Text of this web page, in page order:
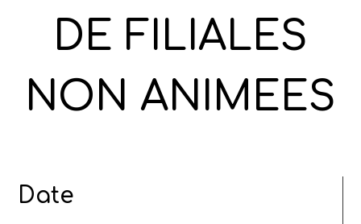
DE FILIALES
NON ANIMEES
Date